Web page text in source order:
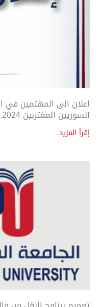
اعلان الى المهتمين في
السوريين المغتربين 2024.
إقرأ المزيد...